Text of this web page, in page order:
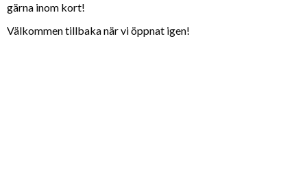
gärna inom kort!
Välkommen tillbaka när vi öppnat igen!